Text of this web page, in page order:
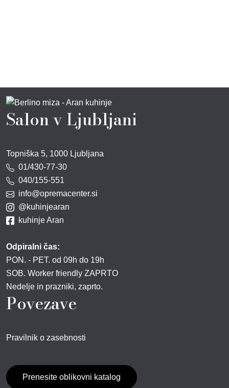
Salon v Ljubljani
Topniška 5, 1000 Ljubljana
01/430-77-30
040/155-551
info@opremacenter.si
@kuhinjearan
kuhinje Aran
Odpiralni čas:
PON. - PET. od 09h do 19h
SOB. Worker friendly ZAPRTO
Nedelje in prazniki, zaprto.
Povezave
Pravilnik o zasebnosti
Prenesite oblikovni katalog